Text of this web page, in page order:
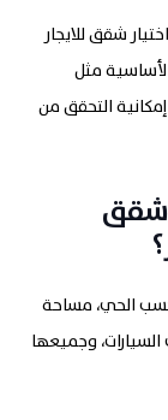
شقق للايجار
مثل
إمكانية التحقق من
شقق
وتختلف بحسب الحي، مساحة
وجميعها